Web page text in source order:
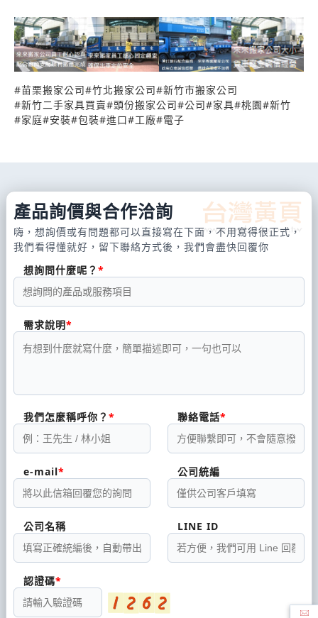
桌子等之抽屜，拉門等容易滑動的部分，請先將其上
鎖或以膠帶黏貼固定。櫥櫃裡的移動玻璃隔板必須先
拆下另外打包避免搬運中打破(上鎖後鑰匙請妥善保管.
最好集中) 。 （四）貴重物品，文件等請自行攜帶搬
運，古董，傢俱，飾品等貴重物件，必須先告知搬運
人員自行考量是否加以投保。 （五）仔細勘查新宅
吊車服務，讓顧客的鋼琴超大家具皆能搬遷順利。)
（六）冰箱在搬運前5~6小時前，先行退冰清除，若
有冷凍食
#苗栗搬家公司#竹北搬家公司#新竹市搬家公司
#新竹二手家具買賣#頭份搬家公司#公司#家具#桃園#新竹
#家庭#安裝#包裝#進口#工廠#電子
產品詢價與合作洽詢
嗨，想詢價或有問題都可以直接寫在下面，不用寫得很正式，
我們看得懂就好，留下聯絡方式後，我們會盡快回覆你
想詢問什麼呢？
需求說明
我們怎麼稱呼你？ 聯絡電話
e-mail 公司統編
公司名稱 LINE ID
認證碼